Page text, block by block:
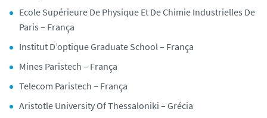
Ecole Supérieure De Physique Et De Chimie Industrielles De
Paris – França
Institut D’optique Graduate School – França
Mines Paristech – França
Telecom Paristech – França
Aristotle University Of Thessaloniki – Grécia